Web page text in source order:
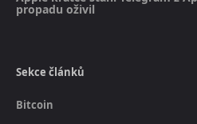
propadu oživil
Sekce článků
Bitcoin